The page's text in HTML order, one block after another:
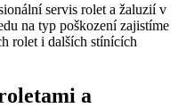
servis rolet a žaluzií v
na typ poškození zajistíme
rolet i dalších stínících
a